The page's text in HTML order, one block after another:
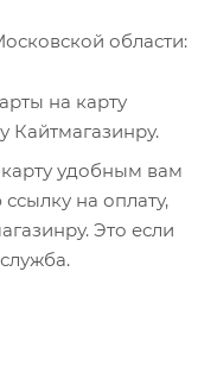
области:
на карту
Кайтмагазинру.
карту удобным вам
на оплату,
Это если